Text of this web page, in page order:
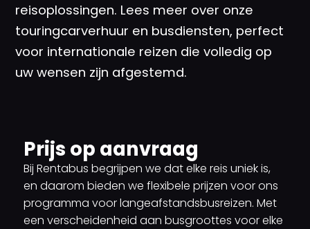
reisoplossingen. Lees meer over onze
touringcarverhuur en busdiensten, perfect
voor internationale reizen die volledig op
uw wensen zijn afgestemd.
Prijs op aanvraag
Bij Rentabus begrijpen we dat elke reis uniek is,
en daarom bieden we flexibele prijzen voor ons
programma voor langeafstandsbusreizen. Met
een verscheidenheid aan busgroottes voor elke